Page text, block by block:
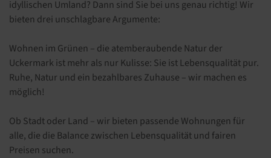
idyllischen Umland? Dann sind Sie bei uns genau richtig! Wir
bieten drei unschlagbare Argumente:
Wohnen im Grünen – die atemberaubende Natur der
Uckermark ist mehr als nur Kulisse: Sie ist Lebensqualität pur.
Ruhe, Natur und ein bezahlbares Zuhause – wir machen es
möglich!
Ob Stadt oder Land – wir bieten passende Wohnungen für
alle, die die Balance zwischen Lebensqualität und fairen
Preisen suchen.